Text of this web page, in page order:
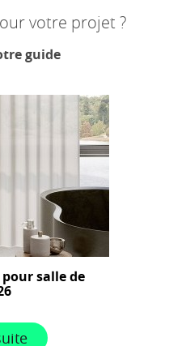
votre projet ?
guide
pour salle de